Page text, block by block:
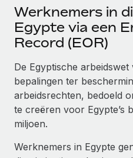
DIENSTEN
Vraag een expert
Achtergrondonderzoek
Vereenvoudig het
kandidaten
Blijf compliance-risico's
Een partner worden
Ontdek hoe je met ons
Remote Build
CASESTUDY'S
Hoe AI-pionier
Weaviate in één oogopslag
Newsroom
Inzicht in salaris en talent
Inzichtencentrum
Support
Alle bronnen bekijken
BLOG
Werknemers in
Egypte via een
Record (EOR)
De Egyptische
bepalingen ter
arbeidsrechten, bedoeld
te creëren voor Egypte’s
miljoen.
Werknemers in Egypte